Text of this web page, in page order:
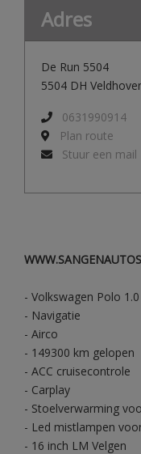
- Volkswagen Polo 1.0
- Navigatie
- Airco
- 149300 km gelopen
- ACC cruisecontrole
- Carplay
- Stoelverwarming
- Led mistlampen
- 16 inch LM Velgen
Adres
De Run 5504
5504 DH
0631990914
Plan route
Stuur een mail